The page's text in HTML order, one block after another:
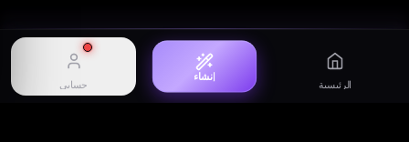
الرئيسية
إنشاء
حسابي